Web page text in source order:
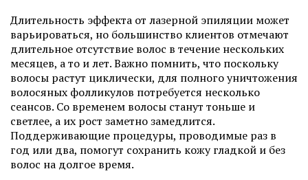
Длительность эффекта от лазерной эпиляции может
варьироваться, но большинство клиентов отмечают
длительное отсутствие волос в течение нескольких
месяцев, а то и лет. Важно помнить, что поскольку
волосы растут циклически, для полного уничтожения
волосяных фолликулов потребуется несколько
сеансов. Со временем волосы станут тоньше и
светлее, а их рост заметно замедлится.
Поддерживающие процедуры, проводимые раз в
год или два, помогут сохранить кожу гладкой и без
волос на долгое время.